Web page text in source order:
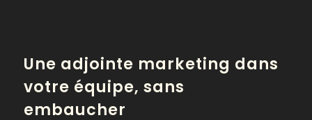
Une adjointe marketing dans
votre équipe, sans
embaucher